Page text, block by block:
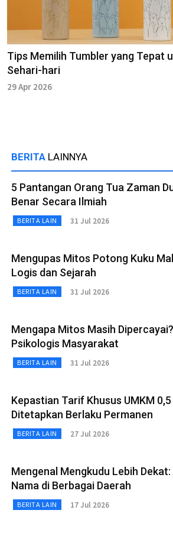
Tips Memilih Tumbler yang Tepat
Sehari-hari
29 Apr 2026
BERITA LAINNYA
5 Pantangan Orang Tua Zaman
Benar Secara Ilmiah
BERITA LAIN 31 Jul 2026
Mengupas Mitos Potong Kuku
Logis dan Sejarah
BERITA LAIN 31 Jul 2026
Mengapa Mitos Masih
Psikologis Masyarakat
BERITA LAIN 31 Jul 2026
Kepastian Tarif Khusus UMKM
Ditetapkan Berlaku Permanen
BERITA LAIN 27 Jul 2026
Mengenal Mengkudu Lebih
Nama di Berbagai Daerah
BERITA LAIN 17 Jul 2026